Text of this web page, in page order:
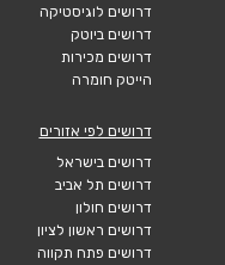
דרושים לוגיסטיקה
דרושים ביוטק
דרושים מכירות
הייטק חומרה
דרושים לפי אזורים
דרושים בישראל
דרושים תל אביב
דרושים חולון
דרושים ראשון לציון
דרושים פתח תקווה